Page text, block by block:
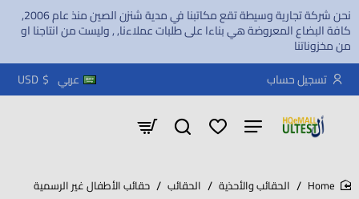
نحن شركة تجارية وسيطة تقع مكاتبنا في مدية شنزن الصين منذ عام 2006,
كافة البضاع المعروضة هي بناءا على طلبات عملاءنا, , وليست من انتاجنا او
من مخزوناتنا
تسجيل حساب
عربي $
USD
الحقائب والأحذية الحقائب حقائب الأطفال غير الرسمية